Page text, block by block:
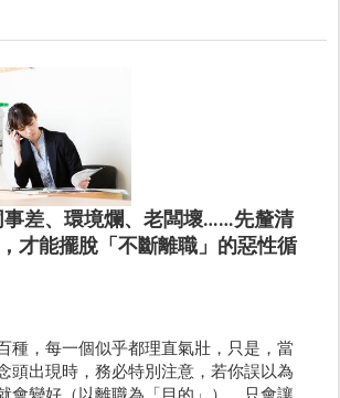
事差、環境爛、老闆壞……先釐清
才能擺脫「不斷離職」的惡性循
種，每一個似乎都理直氣壯，只是，當
頭出現時，務必特別注意，若你誤以為